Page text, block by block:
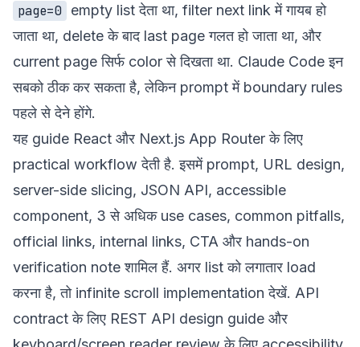
page=0
empty list देता था, filter next link में गायब हो
जाता था, delete के बाद last page गलत हो जाता था, और
current page सिर्फ color से दिखता था. Claude Code इन
सबको ठीक कर सकता है, लेकिन prompt में boundary rules
पहले से देने होंगे.
यह guide React और Next.js App Router के लिए
practical workflow देती है. इसमें prompt, URL design,
server-side slicing, JSON API, accessible
component, 3 से अधिक use cases, common pitfalls,
official links, internal links, CTA और hands-on
verification note शामिल हैं. अगर list को लगातार load
करना है, तो infinite scroll implementation देखें. API
contract के लिए REST API design guide और